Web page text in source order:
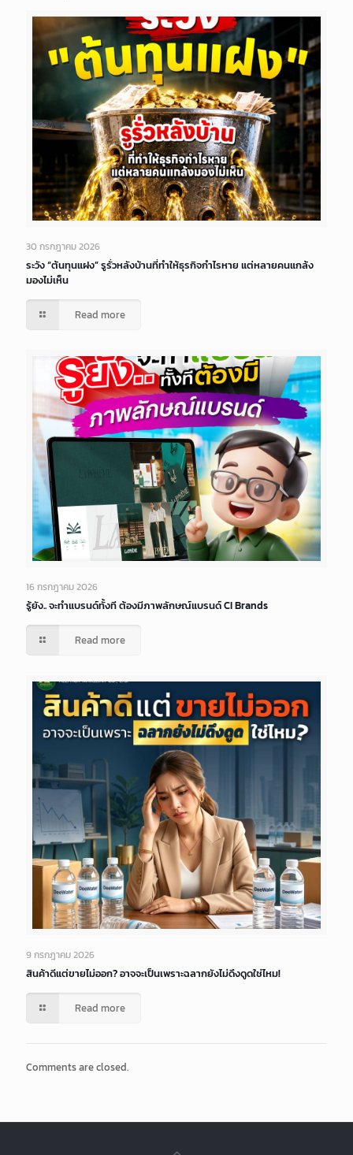
30 กรกฎาคม 2026
ระวัง “ต้นทุนแฝง” รูรั่วหลังบ้านที่ทำให้ธุรกิจกำไรหาย แต่หลายคนแกล้ง
มองไม่เห็น
Read more
16 กรกฎาคม 2026
รู้ยัง.. จะทำแบรนด์ทั้งที ต้องมีภาพลักษณ์แบรนด์ CI Brands
Read more
9 กรกฎาคม 2026
สินค้าดีแต่ขายไม่ออก? อาจจะเป็นเพราะฉลากยังไม่ดึงดูดใช่ไหม!
Read more
Comments are closed.